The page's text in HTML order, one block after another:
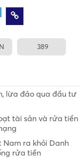
389
lừa đảo qua đầu tư
tài sản và rửa tiền
ra khỏi Danh
rửa tiền